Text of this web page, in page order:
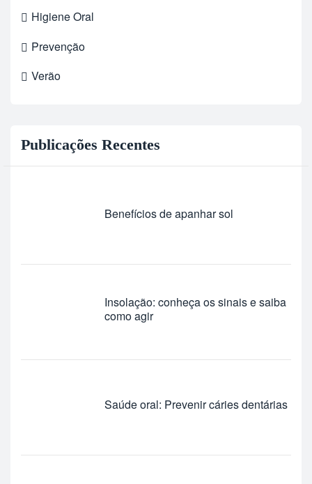
Higiene Oral
Prevenção
Verão
Publicações Recentes
Benefícios de apanhar sol
Insolação: conheça os sinais e saiba
como agir
Saúde oral: Prevenir cáries dentárias